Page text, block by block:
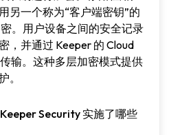
另一个称为“客户端密钥”的
。用户设备之间的安全记录
，并通过 Keeper 的 Cloud
输。这种多层加密模式提供
。
Security 实施了哪些